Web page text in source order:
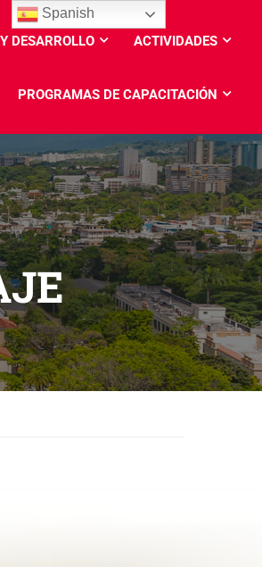
DESARROLLO ACTIVIDADES
PROGRAMAS DE CAPACITACIÓN
Spanish